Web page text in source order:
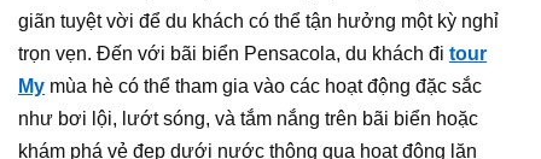
giãn tuyệt vời để du khách có thể tận hưởng một kỳ nghỉ
trọn vẹn. Đến với bãi biển Pensacola, du khách đi tour
My mùa hè có thể tham gia vào các hoạt động đặc sắc
như bơi lội, lướt sóng, và tắm nắng trên bãi biển hoặc
khám phá vẻ đẹp dưới nước thông qua hoạt động lặn